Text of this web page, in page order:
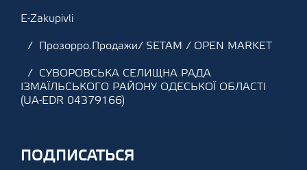
E-Zakupivli
Прозорро.Продажи/ SETAM / OPEN MARKET
СУВОРОВСЬКА СЕЛИЩНА РАДА
ІЗМАЇЛЬСЬКОГО РАЙОНУ ОДЕСЬКОЇ ОБЛАСТІ
(UA-EDR 04379166)
ПОДПИСАТЬСЯ